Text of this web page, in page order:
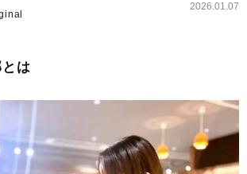
2026.01.07
は